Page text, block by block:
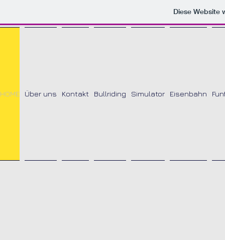
Diese Website
HOME Über uns Kontakt Bullriding Simulator Eisenbahn